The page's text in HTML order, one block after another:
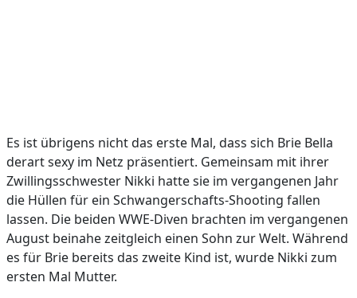
Es ist übrigens nicht das erste Mal, dass sich Brie Bella
derart sexy im Netz präsentiert. Gemeinsam mit ihrer
Zwillingsschwester Nikki hatte sie im vergangenen Jahr
die Hüllen für ein Schwangerschafts-Shooting fallen
lassen. Die beiden WWE-Diven brachten im vergangenen
August beinahe zeitgleich einen Sohn zur Welt. Während
es für Brie bereits das zweite Kind ist, wurde Nikki zum
ersten Mal Mutter.